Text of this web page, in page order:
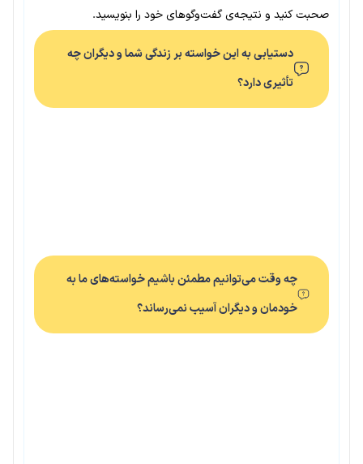
صحبت کنید و نتیجه‌ی گفت‌وگوهای خود را بنویسید.
دستیابی به این خواسته بر زندگی شما و دیگران چه
تأثیری دارد؟
چه وقت می‌توانیم مطمئن باشیم خواسته‌های ما به
خودمان و دیگران آسیب نمی‌رساند؟